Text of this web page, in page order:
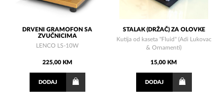
DRVENI GRAMOFON SA
ZVUČNICIMA
LENCO LS-10W
225,00 KM
DODAJ
STALAK (DRŽAČ) ZA OLOVKE
Kutija od kaseta "Fluid" (Adi Lukovac
& Ornamenti)
15,00 KM
DODAJ